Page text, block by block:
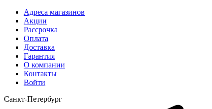
Адреса магазинов
Акции
Рассрочка
Оплата
Доставка
Гарантия
О компании
Контакты
Войти
Санкт-Петербург